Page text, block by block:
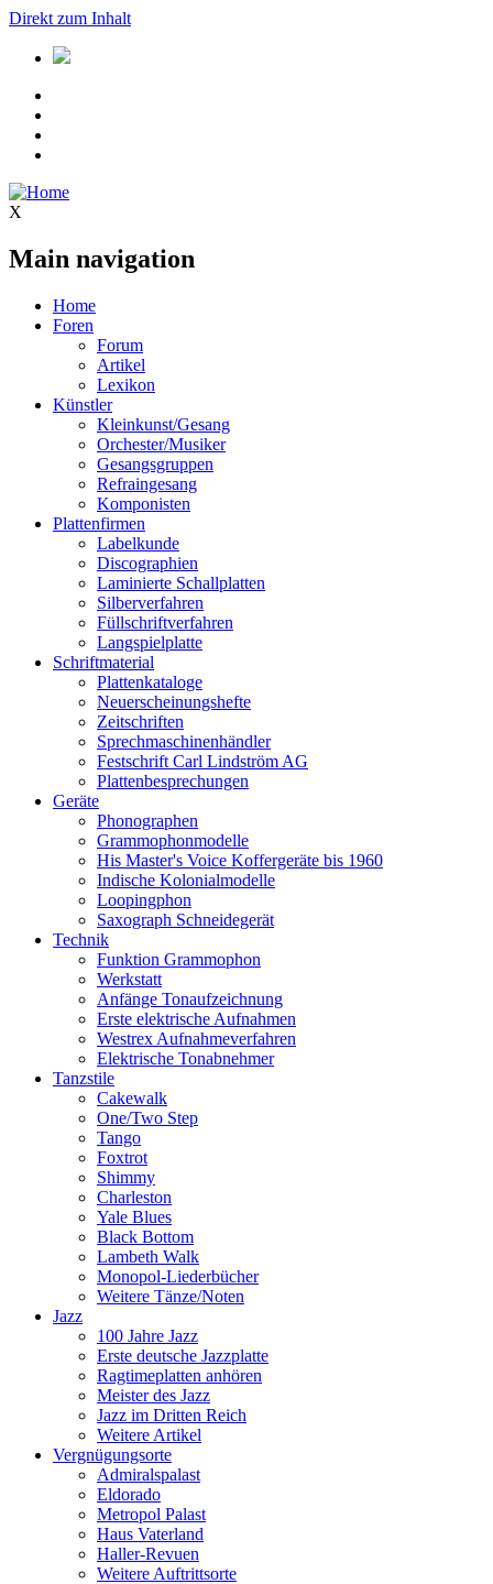
Direkt zum Inhalt
X
Main navigation
Home
Foren
Forum
Artikel
Lexikon
Künstler
Kleinkunst/Gesang
Orchester/Musiker
Gesangsgruppen
Refraingesang
Komponisten
Plattenfirmen
Labelkunde
Discographien
Laminierte Schallplatten
Silberverfahren
Füllschriftverfahren
Langspielplatte
Schriftmaterial
Plattenkataloge
Neuerscheinungshefte
Zeitschriften
Sprechmaschinenhändler
Festschrift Carl Lindström AG
Plattenbesprechungen
Geräte
Phonographen
Grammophonmodelle
His Master's Voice Koffergeräte bis 1960
Indische Kolonialmodelle
Loopingphon
Saxograph Schneidegerät
Technik
Funktion Grammophon
Werkstatt
Anfänge Tonaufzeichnung
Erste elektrische Aufnahmen
Westrex Aufnahmeverfahren
Elektrische Tonabnehmer
Tanzstile
Cakewalk
One/Two Step
Tango
Foxtrot
Shimmy
Charleston
Yale Blues
Black Bottom
Lambeth Walk
Monopol-Liederbücher
Weitere Tänze/Noten
Jazz
100 Jahre Jazz
Erste deutsche Jazzplatte
Ragtimeplatten anhören
Meister des Jazz
Jazz im Dritten Reich
Weitere Artikel
Vergnügungsorte
Admiralspalast
Eldorado
Metropol Palast
Haus Vaterland
Haller-Revuen
Weitere Auftrittsorte